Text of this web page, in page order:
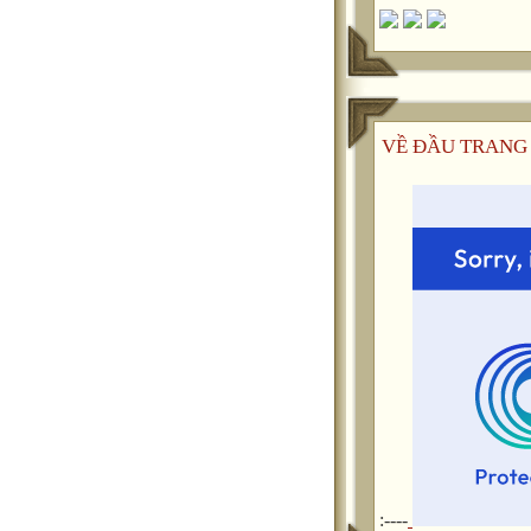
VỀ ĐẦU TRANG
:----